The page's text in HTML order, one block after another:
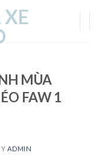
MÙA
FAW 1
ADMIN